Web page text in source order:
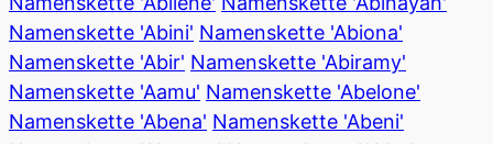
Namenskette 'Abini' Namenskette 'Abiona'
Namenskette 'Abir' Namenskette 'Abiramy'
Namenskette 'Aamu' Namenskette 'Abelone'
Namenskette 'Abena' Namenskette 'Abeni'